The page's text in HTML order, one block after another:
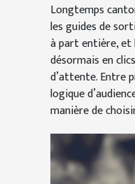
Longtemps
les guides de
à part entière, et
désormais en
d’attente. Entre
logique
manière de